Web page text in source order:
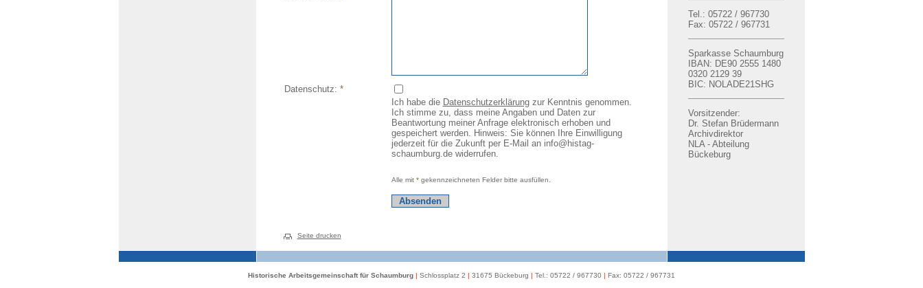
Datenschutz: *
Ich habe die Datenschutzerklärungzur Kenntnis genommen.
Ich stimme zu, dass meine Angaben und Daten zur
Beantwortung meiner Anfrage elektronisch erhoben und
gespeichert werden. Hinweis: Sie können Ihre Einwilligung
jederzeit für die Zukunft per E-Mail an info@histag-
schaumburg.de widerrufen.
Alle mit *gekennzeichneten Felder bitte ausfüllen.
Seite drucken
Tel.: 05722 / 967730
Fax: 05722 / 967731
Sparkasse Schaumburg
IBAN: DE90 2555 1480
0320 2129 39
BIC: NOLADE21SHG
Vorsitzender:
Dr. Stefan Brüdermann
Archivdirektor
NLA - Abteilung
Bückeburg
Historische Arbeitsgemeinschaft für Schaumburg | Schlossplatz 2 | 31675 Bückeburg | Tel.: 05722 / 967730 | Fax: 05722 / 967731